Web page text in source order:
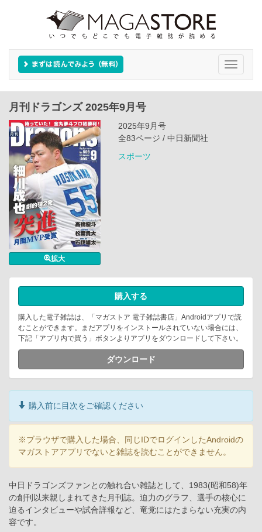
Toggle
月刊ドラゴンズ 2025年9月号
拡大
2025年9月号
全83ページ / 中日新聞社
スポーツ
購入する
購入した電子雑誌は、「マガストア 電子雑誌書店」Androidアプリで読
むことができます。まだアプリをインストールされていない場合には、
下記「アプリ内で買う」ボタンよりアプリをダウンロードして下さい。
ダウンロード
購入前に目次をご確認ください
※ブラウザで購入した場合、同じIDでログインしたAndroidの
マガストアアプリでないと雑誌を読むことができません。
中日ドラゴンズファンとの触れ合い雑誌として、1983(昭和58)年
の創刊以来親しまれてきた月刊誌。迫力のグラフ、選手の核心に
迫るインタビューや試合詳報など、竜党にはたまらない充実の内
容です。